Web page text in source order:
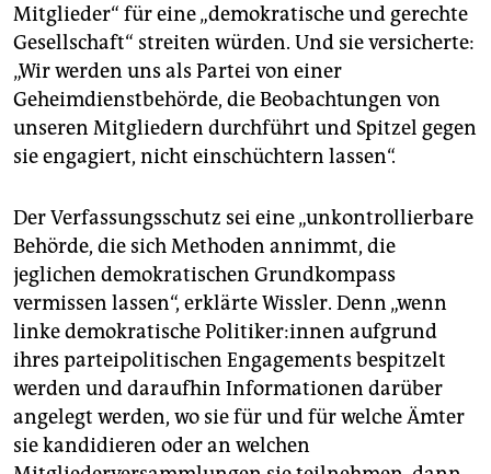
Mitglieder“ für eine „demokratische und gerechte
Gesellschaft“ streiten würden. Und sie versicherte:
„Wir werden uns als Partei von einer
Geheimdienstbehörde, die Beobachtungen von
unseren Mitgliedern durchführt und Spitzel gegen
sie engagiert, nicht einschüchtern lassen“.
Der Verfassungsschutz sei eine „unkontrollierbare
Behörde, die sich Methoden annimmt, die
jeglichen demokratischen Grundkompass
vermissen lassen“, erklärte Wissler. Denn „wenn
linke demokratische Po­li­ti­ke­r:in­nen aufgrund
ihres parteipolitischen Engagements bespitzelt
werden und daraufhin Informationen darüber
angelegt werden, wo sie für und für welche Ämter
sie kandidieren oder an welchen